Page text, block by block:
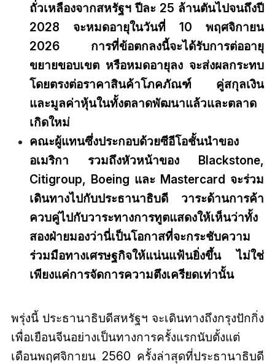
ถั่วเหลืองจากสหรัฐฯ ปีละ 25 ล้านตันไปจนถึงปี
2028 จะหมดอายุในวันที่ 10 พฤศจิกายน
2026 การที่ข้อตกลงนี้จะได้รับการต่ออายุ
ขยายขอบเขต หรือหมดอายุลง จะส่งผลกระทบ
โดยตรงต่อราคาสินค้าโภคภัณฑ์ คู่สกุลเงิน
และมูลค่าหุ้นในทั้งตลาดพัฒนาแล้วและตลาด
เกิดใหม่
คณะผู้แทนซึ่งประกอบด้วยซีอีโอชั้นนำของ
อเมริกา รวมถึงหัวหน้าของ Blackstone,
Citigroup, Boeing และ Mastercard จะร่วม
เดินทางไปกับประธานาธิบดี วาระด้านการค้า
ควบคู่ไปกับวาระทางการทูตแสดงให้เห็นว่าทั้ง
สองฝ่ายมองว่านี่เป็นโอกาสที่จะกระชับความ
ร่วมมือทางเศรษฐกิจให้แน่นแฟ้นยิ่งขึ้น ไม่ใช่
เพียงแค่การจัดการความตึงเครียดเท่านั้น
พรุ่งนี้ ประธานาธิบดีสหรัฐฯ จะเดินทางถึงกรุงปักกิ่ง
เพื่อเยือนจีนอย่างเป็นทางการครั้งแรกนับตั้งแต่
เดือนพฤศจิกายน 2560 ครั้งล่าสุดที่ประธานาธิบดี